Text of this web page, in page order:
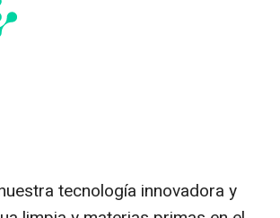
tecnología innovadora y